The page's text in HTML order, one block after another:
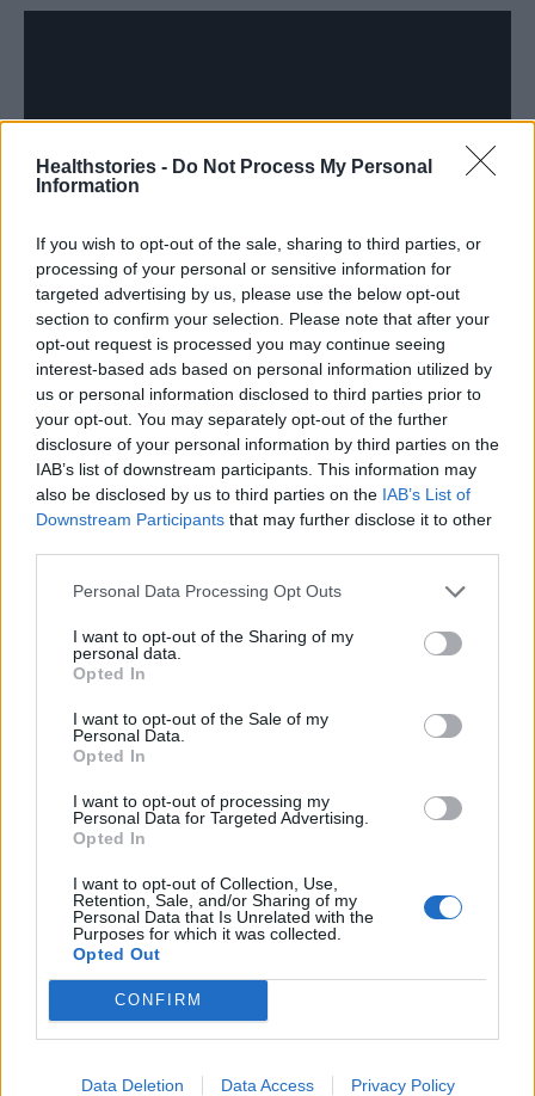
Healthstories - Do Not Process My Personal
Information
If you wish to opt-out of the sale, sharing to third parties, or
processing of your personal or sensitive information for
targeted advertising by us, please use the below opt-out
section to confirm your selection. Please note that after your
opt-out request is processed you may continue seeing
interest-based ads based on personal information utilized by
us or personal information disclosed to third parties prior to
your opt-out. You may separately opt-out of the further
disclosure of your personal information by third parties on the
IAB’s list of downstream participants. This information may
also be disclosed by us to third parties on the IAB’s List of
Downstream Participants that may further disclose it to other
Personal Data Processing Opt Outs
I want to opt-out of the Sharing of my
personal data.
Opted In
I want to opt-out of the Sale of my
Personal Data.
Opted In
I want to opt-out of processing my
Personal Data for Targeted Advertising.
Opted In
I want to opt-out of Collection, Use,
Retention, Sale, and/or Sharing of my
Personal Data that Is Unrelated with the
Purposes for which it was collected.
Opted Out
CONFIRM
Data Deletion Data Access Privacy Policy
Όλα τα βίντεο τα οποία έχουν μεταγλωττιστεί
και στην Αγγλική γλώσσα μπορείτε να τα δείτε
στηνιστοσελίδατης Ελληνικής Εταιρείας για
τις Νευροεπιστήμες και στο
κανάλι της
Εταιρείας στο YouTube.
Διαβάστε επίσης
Να κάνω γυμναστική μετά το εμβόλιο ή όχι και
για πόση ώρα
Απόκτηση παιδιών μετά από καρκίνου μαστού:
Eίναι εφικτή;
Ο #1 χυμός που πρέπει να πιείτε όταν είστε
βίντεο κατανόησης εγκεφάλου
Ελληνική Εταιρεία για τις Νευροεπιστήμες